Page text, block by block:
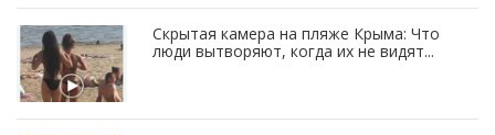
Скрытая камера на пляже Крыма: Что
люди вытворяют, когда их не видят...